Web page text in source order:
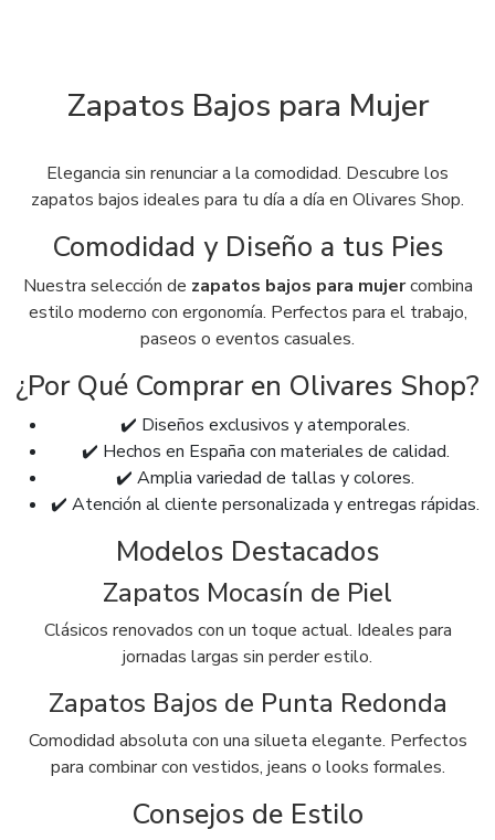
Zapatos Bajos para Mujer
Elegancia sin renunciar a la comodidad. Descubre los
zapatos bajos ideales para tu día a día en Olivares Shop.
Comodidad y Diseño a tus Pies
Nuestra selección de zapatos bajos para mujercombina
estilo moderno con ergonomía. Perfectos para el trabajo,
paseos o eventos casuales.
¿Por Qué Comprar en Olivares Shop?
✔️ Diseños exclusivos y atemporales.
✔️ Hechos en España con materiales de calidad.
✔️ Amplia variedad de tallas y colores.
✔️ Atención al cliente personalizada y entregas rápidas.
Modelos Destacados
Zapatos Mocasín de Piel
Clásicos renovados con un toque actual. Ideales para
jornadas largas sin perder estilo.
Zapatos Bajos de Punta Redonda
Comodidad absoluta con una silueta elegante. Perfectos
para combinar con vestidos, jeans o looks formales.
Consejos de Estilo